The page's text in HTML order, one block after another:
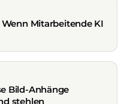
Mitarbeitende KI
Bild-Anhänge
stehlen